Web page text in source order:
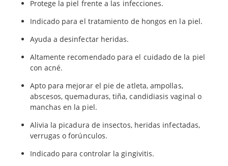
Protege la piel frente a las infecciones.
Indicado para el tratamiento de hongos en la piel.
Ayuda a desinfectar heridas.
Altamente recomendado para el cuidado de la piel
con acné.
Apto para mejorar el pie de atleta, ampollas,
abscesos, quemaduras, tiña, candidiasis vaginal o
manchas en la piel.
Alivia la picadura de insectos, heridas infectadas,
verrugas o forúnculos.
Indicado para controlar la gingivitis.